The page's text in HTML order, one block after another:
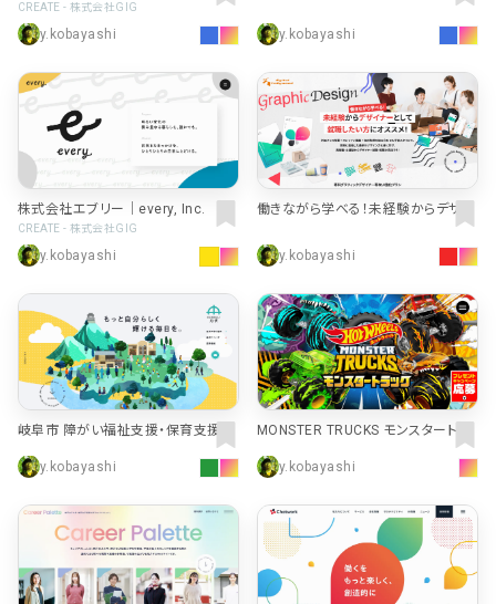
CREATE - 株式会社GIG
y.kobayashi
y.kobayashi
株式会社エブリー｜every, Inc.
CREATE - 株式会社GIG
y.kobayashi
働きながら学べる！未経験からデザイ
ナーとして就職したい方にオススメ！
デジタルハリウッドSTUDIO専科グラ
フィックデザイナー専攻UI強化プラン
y.kobayashi
岐阜市 障がい福祉支援・保育支援｜
y.kobayashi
MONSTER TRUCKS モンスタートラ
ック | Hot Wheels ホットウィール |
Mattel マテル
y.kobayashi